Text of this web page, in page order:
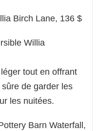
Birch Lane, 136 $
tout en offrant
de garder les
les nuitées.
Barn Waterfall,